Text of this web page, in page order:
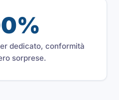
dedicato, conformità
sorprese.